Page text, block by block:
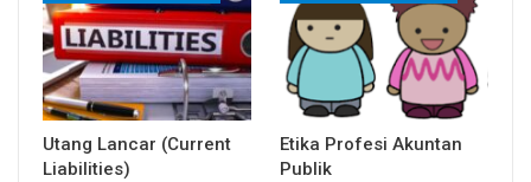
Utang Lancar (Current
Liabilities)
Etika Profesi Akuntan
Publik